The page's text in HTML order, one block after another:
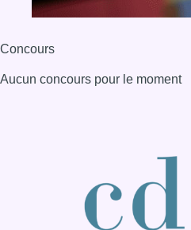
Concours
Aucun concours pour le moment